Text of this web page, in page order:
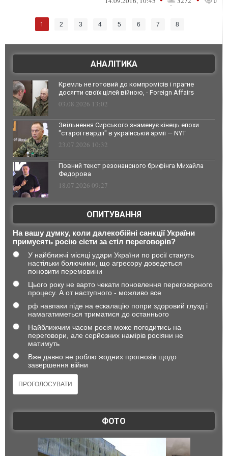
1 2 3 4 5 6 7 8
АНАЛІТИКА
Кремль не готовий до компромісів і прагне
досягти своїх цілей війною, - Foreign Affairs
03.08.2026 13:02
Звільнення Сирського знаменує кінець епохи
"старої гвардії" в українській армії — NYT
23.07.2026 10:32
Повний текст резонансного брифінга Михайла
Федорова
18.07.2026 09:27
ОПИТУВАННЯ
На вашу думку, коли далекобійні санкції України
примусять росію сісти за стіл переговорів?
У найближчі місяці удари України по росії стануть
настільки болючими, що агресору доведеться
поновити перемовини
Цього року не варто чекати поновлення переговорного
процесу. А от наступного - можливо все
рф навпаки піде на ескалацію попри здоровий глузд і
намагатиметься триматися до останнього
Найближчим часом росія може погодитись на
переговори, але серйозних намірів росіяни не
матимуть
Вже давно не роблю жодних прогнозів щодо
завершення війни
ФОТО